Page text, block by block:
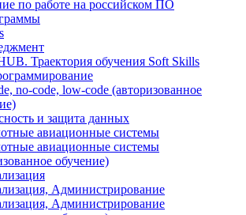
по работе на российском ПО
Траектория обучения Soft Skills
no-code, low-code (авторизованное
и защита данных
авиационные системы
авиационные системы
обучение)
Администрирование
Администрирование